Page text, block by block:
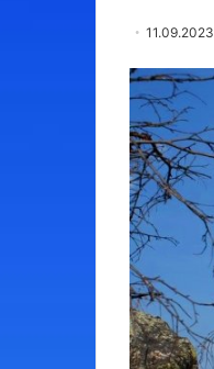
11.09.2023